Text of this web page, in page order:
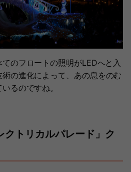
のフロートの照明がLEDへと入
の進化によって、あの息をのむ
るのですね。
クトリカルパレード」ク